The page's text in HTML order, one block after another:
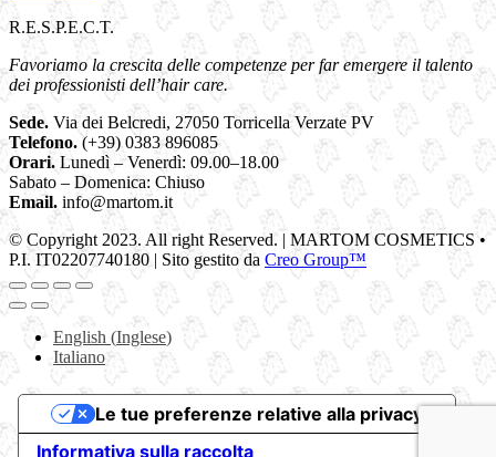
R.E.S.P.E.C.T.
Favoriamo la crescita delle competenze per far emergere il talento
dei professionisti dell’hair care.
Sede. Via dei Belcredi, 27050 Torricella Verzate PV
Telefono. (+39) 0383 896085
Orari. Lunedì – Venerdì: 09.00–18.00
Sabato – Domenica: Chiuso
Email. info@martom.it
© Copyright 2023. All right Reserved. | MARTOM COSMETICS •
P.I. IT02207740180 | Sito gestito da Creo Group™
English (Inglese)
Italiano
Informativa sulla raccolta
Le tue preferenze relative alla privacy